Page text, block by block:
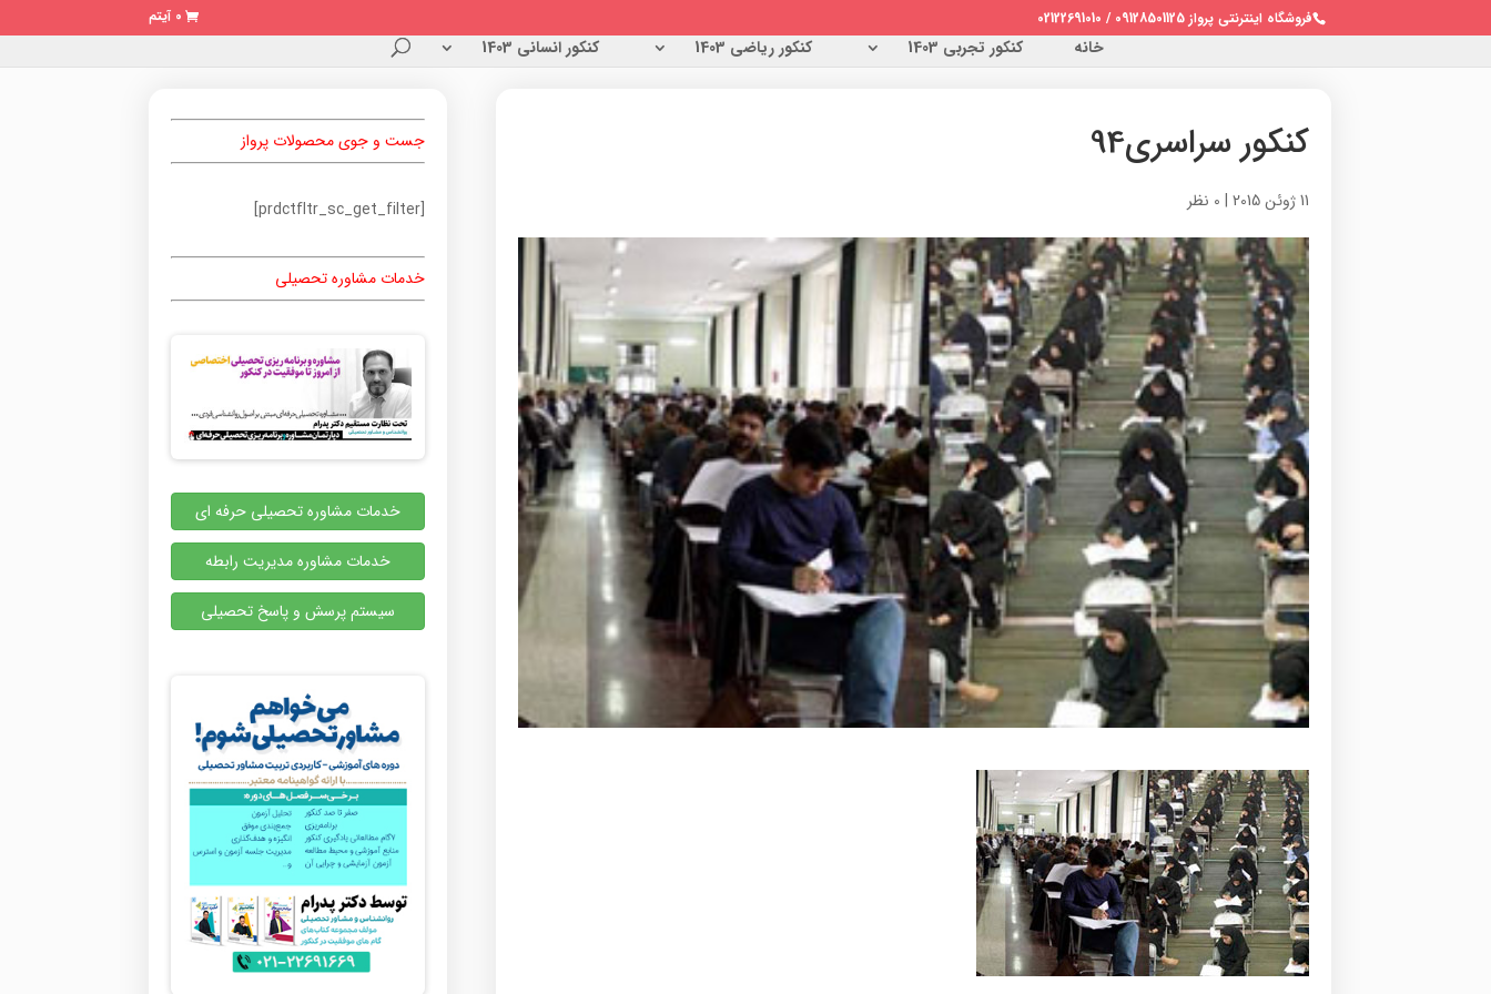
فروشگاه اینترنتی پرواز 09128501125 / 02122691010 0 آیتم
خانه کنکور تجربی 1403 کنکور ریاضی 1403 کنکور انسانی 1403
کنکور سراسری94
11 ژوئن 2015 | 0 نظر
جست و جوی محصولات پرواز
[prdctfltr_sc_get_filter]
خدمات مشاوره تحصیلی
خدمات مشاوره تحصیلی حرفه ای
خدمات مشاوره مدیریت رابطه
سیستم پرسش و پاسخ تحصیلی